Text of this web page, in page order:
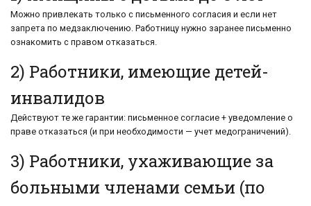
Можно привлекать только с письменного согласия и если нет
запрета по медзаключению. Работницу нужно заранее письменно
ознакомить с правом отказаться.
2) Работники, имеющие детей-
инвалидов
Действуют те же гарантии: письменное согласие + уведомление о
праве отказаться (и при необходимости — учет медограничений).
3) Работники, ухаживающие за
больными членами семьи (по